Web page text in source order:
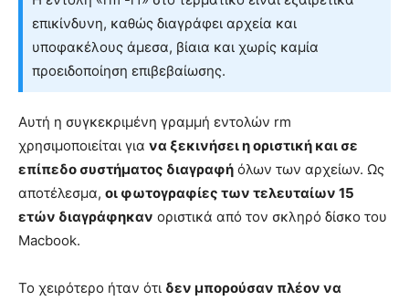
επικίνδυνη, καθώς διαγράφει αρχεία και
υποφακέλους άμεσα, βίαια και χωρίς καμία
προειδοποίηση επιβεβαίωσης.
Αυτή η συγκεκριμένη γραμμή εντολών rm
χρησιμοποιείται για να ξεκινήσει η οριστική και σε
επίπεδο συστήματος διαγραφή όλων των αρχείων. Ως
αποτέλεσμα, οι φωτογραφίες των τελευταίων 15
ετών διαγράφηκαν οριστικά από τον σκληρό δίσκο του
Macbook.
Το χειρότερο ήταν ότι δεν μπορούσαν πλέον να